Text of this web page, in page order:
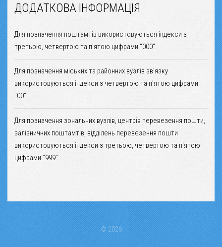
ДОДАТКОВА ІНФОРМАЦІЯ
Для позначення поштамтів використовуються індекси з
третьою, четвертою та п'ятою цифрами "000".
Для позначення міських та районних вузлів зв'язку
використовуються індекси з четвертою та п'ятою цифрами
"00".
Для позначення зональних вузлів, центрів перевезення пошти,
залізничних поштамтів, відділень перевезення пошти
використовуються індекси з третьою, четвертою та п'ятою
цифрами "999".
© 2026